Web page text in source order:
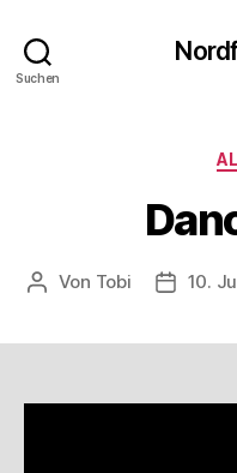
Suchen
Beitragsautor
Von Tobi 10.